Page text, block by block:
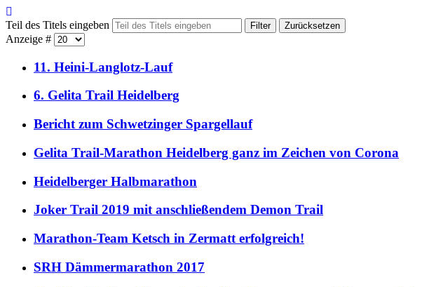
Teil des Titels eingeben Filter Zurücksetzen
Anzeige #
11. Heini-Langlotz-Lauf
6. Gelita Trail Heidelberg
Bericht zum Schwetzinger Spargellauf
Gelita Trail-Marathon Heidelberg ganz im Zeichen von Corona
Heidelberger Halbmarathon
Joker Trail 2019 mit anschließendem Demon Trail
Marathon-Team Ketsch in Zermatt erfolgreich!
SRH Dämmermarathon 2017